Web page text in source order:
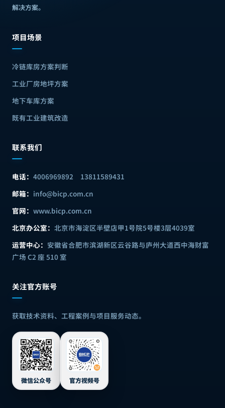
解决方案。
项目场景
冷链库房方案判断
工业厂房地坪方案
地下车库方案
既有工业建筑改造
联系我们
电话： 4006969892
13811589431
邮箱： info@bicp.com.cn
官网： www.bicp.com.cn
北京办公室： 北京市海淀区半壁店甲1号院5号楼3层4039室
运营中心： 安徽省合肥市滨湖新区云谷路与庐州大道西中海财富
广场 C2 座 510 室
关注官方账号
获取技术资料、工程案例与项目服务动态。
微信公众号 官方视频号